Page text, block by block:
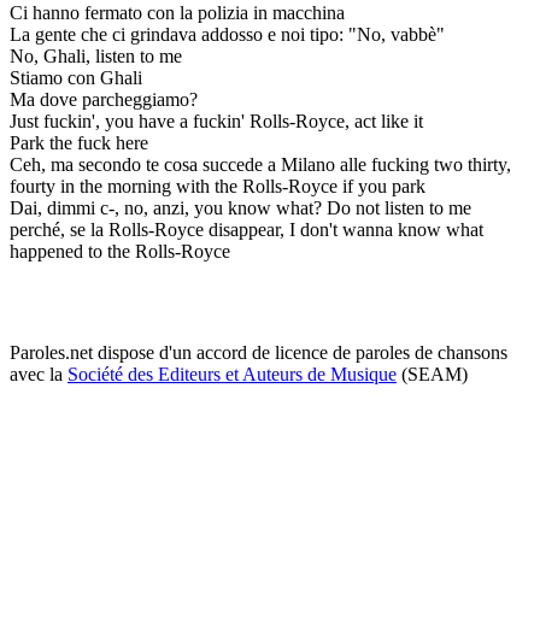
Ci hanno fermato con la polizia in macchina
La gente che ci grindava addosso e noi tipo: "No, vabbè"
No, Ghali, listen to me
Stiamo con Ghali
Ma dove parcheggiamo?
Just fuckin', you have a fuckin' Rolls-Royce, act like it
Park the fuck here
Ceh, ma secondo te cosa succede a Milano alle fucking two thirty,
fourty in the morning with the Rolls-Royce if you park
Dai, dimmi c-, no, anzi, you know what? Do not listen to me
perché, se la Rolls-Royce disappear, I don't wanna know what
happened to the Rolls-Royce
Paroles.net dispose d'un accord de licence de paroles de chansons
avec la Société des Editeurs et Auteurs de Musique (SEAM)